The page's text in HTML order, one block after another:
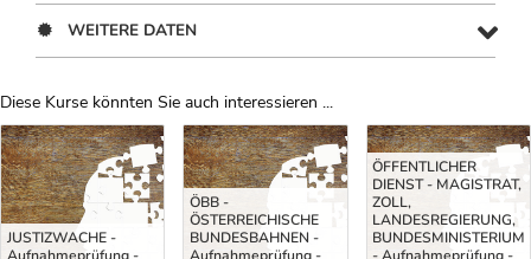
WEITERE DATEN
Diese Kurse könnten Sie auch interessieren ...
Uber Weiterbildungsvorschläge
JUSTIZWACHE -
ÖBB -
ÖSTERREICHISCHE
BUNDESBAHNEN -
ÖFFENTLICHER
DIENST - MAGISTRAT,
ZOLL,
LANDESREGIERUNG,
BUNDESMINISTERIUM